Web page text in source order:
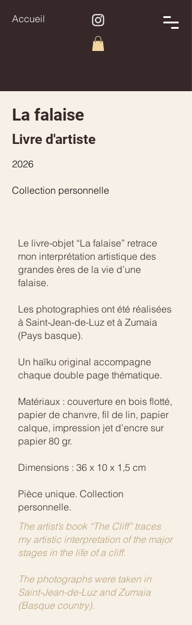
Accueil
La falaise
Livre d'artiste
2026
Collection personnelle
Le livre-objet “La falaise” retrace
mon interprétation artistique des
grandes ères de la vie d’une
falaise.
Les photographies ont été réalisées
à Saint-Jean-de-Luz et à Zumaia
(Pays basque).
Un haïku original accompagne
chaque double page thématique.
Matériaux : couverture en bois flotté,
papier de chanvre, fil de lin, papier
calque, impression jet d’encre sur
papier 80 gr.
Dimensions : 36 x 10 x 1,5 cm
Pièce unique. Collection
personnelle.
The artist’s book “The Cliff” traces
my artistic interpretation of the major
stages in the life of a cliff.
The photographs were taken in
Saint-Jean-de-Luz and Zumaia
(Basque country).